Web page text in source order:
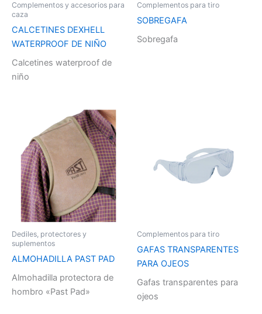
Complementos y accesorios para
caza
CALCETINES DEXHELL
WATERPROOF DE NIÑO
Calcetines waterproof de
niño
Complementos para tiro
SOBREGAFA
Sobregafa
Dediles, protectores y
suplementos
ALMOHADILLA PAST PAD
Almohadilla protectora de
hombro «Past Pad»
Complementos para tiro
GAFAS TRANSPARENTES
PARA OJEOS
Gafas transparentes para
ojeos